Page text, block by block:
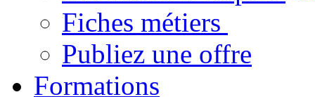
Fiches métiers
Publiez une offre
Formations